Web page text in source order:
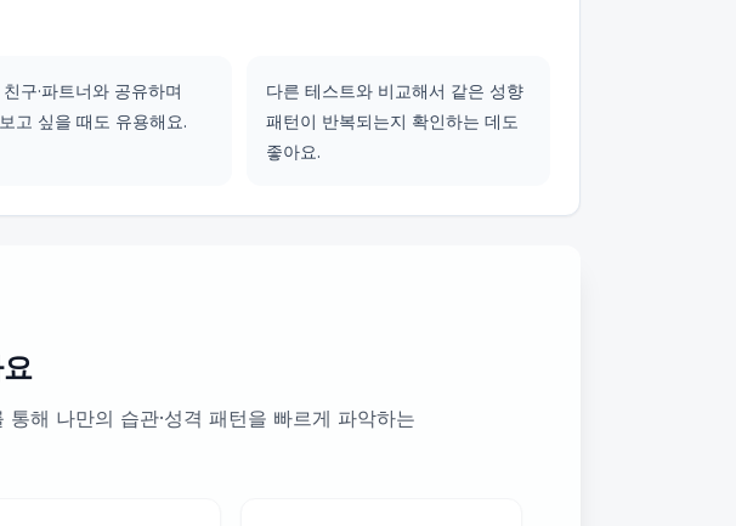
구·파트너와 공유하며
고 싶을 때도 유용해요.
다른 테스트와 비교해서 같은 성향
패턴이 반복되는지 확인하는 데도
좋아요.
해 나만의 습관·성격 패턴을 빠르게 파악하는